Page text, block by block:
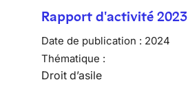
Rapport d'activité 2023
Date de publication : 2024
Thématique :
Droit d’asile